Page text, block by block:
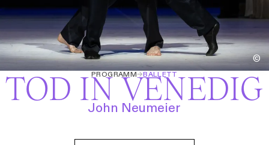
Führungen Jobs Kontakt
©
PROGRAMM→BALLETT
TOD IN VENEDIG
John Neumeier